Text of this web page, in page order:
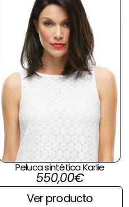
Peluca sintética Karlie
550,00€
Ver producto